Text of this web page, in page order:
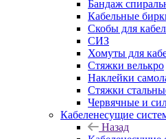
Бандаж
Кабельные
Cкобы для
СИЗ
Хомуты для
Стяжки велькро
Наклейки
Стяжки
Червячные и
Кабеленесущие
Назад